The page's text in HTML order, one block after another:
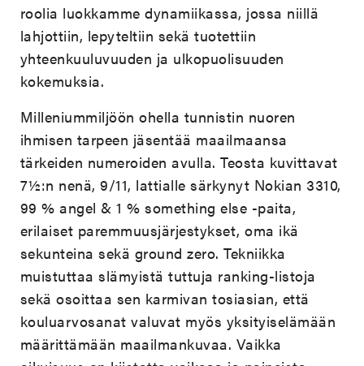
roolia luokkamme dynamiikassa, jossa niillä
lahjottiin, lepyteltiin sekä tuotettiin
yhteenkuuluvuuden ja ulkopuolisuuden
kokemuksia.
Milleniummiljöön ohella tunnistin nuoren
ihmisen tarpeen jäsentää maailmaansa
tärkeiden numeroiden avulla. Teosta kuvittavat
7½:n nenä, 9/11, lattialle särkynyt Nokian 3310,
99 % angel & 1 % something else -paita,
erilaiset paremmuusjärjestykset, oma ikä
sekunteina sekä ground zero. Tekniikka
muistuttaa slämyistä tuttuja ranking-listoja
sekä osoittaa sen karmivan tosiasian, että
kouluarvosanat valuvat myös yksityiselämään
määrittämään maailmankuvaa. Vaikka